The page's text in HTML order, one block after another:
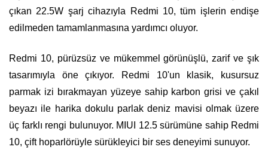
çıkan 22.5W şarj cihazıyla Redmi 10, tüm işlerin endişe
edilmeden tamamlanmasına yardımcı oluyor.
Redmi 10, pürüzsüz ve mükemmel görünüşlü, zarif ve şık
tasarımıyla öne çıkıyor. Redmi 10'un klasik, kusursuz
parmak izi bırakmayan yüzeye sahip karbon grisi ve çakıl
beyazı ile harika dokulu parlak deniz mavisi olmak üzere
üç farklı rengi bulunuyor. MIUI 12.5 sürümüne sahip Redmi
10, çift hoparlörüyle sürükleyici bir ses deneyimi sunuyor.